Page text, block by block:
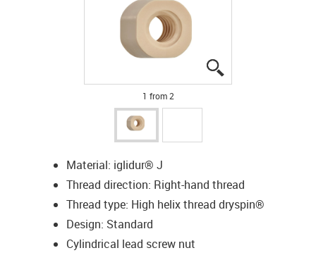
1 from 2
Material: iglidur® J
Thread direction: Right-hand thread
Thread type: High helix thread dryspin®
Design: Standard
Cylindrical lead screw nut